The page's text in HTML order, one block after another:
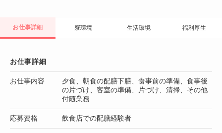
お仕事詳細 寮環境 生活環境 福利厚生
お仕事詳細
お仕事内容
夕食、朝食の配膳下膳、食事前の準備、食事後
の片づけ、客室の準備、片づけ、清掃、その他
付随業務
応募資格 飲食店での配膳経験者